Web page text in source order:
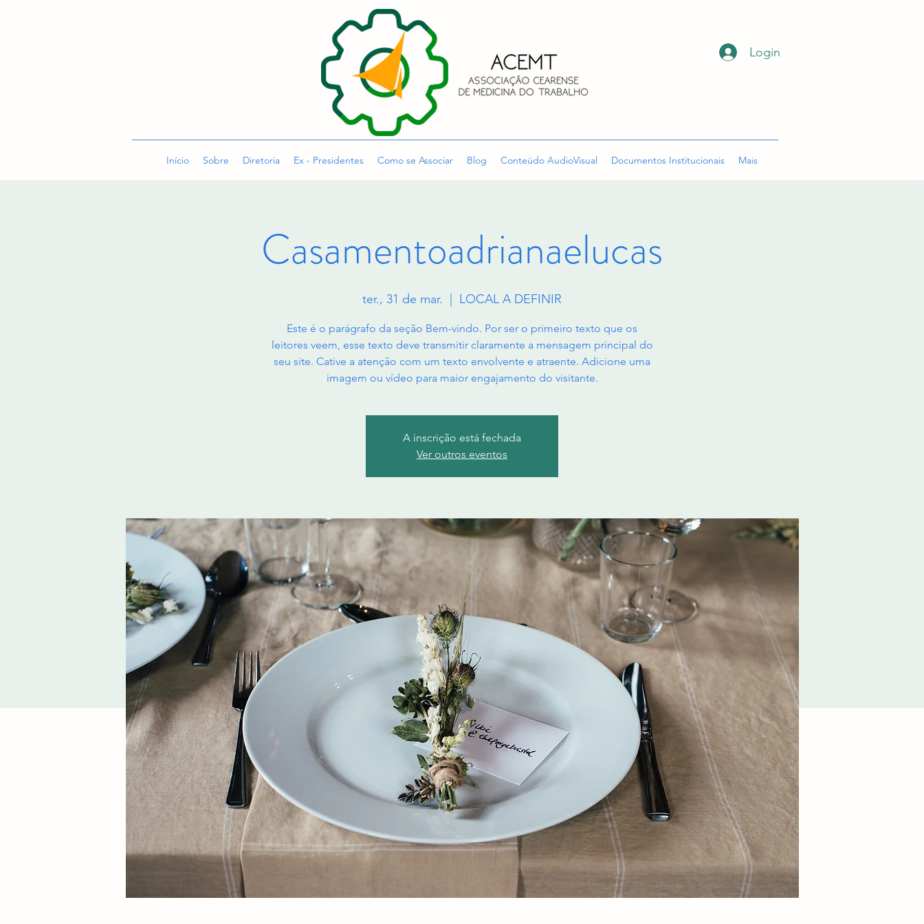
Login
Início Sobre Diretoria Ex - Presidentes Como se Associar Blog Conteúdo AudioVisual Documentos Institucionais Mais
Casamentoadrianaelucas
ter., 31 de mar. LOCAL A DEFINIR
Este é o parágrafo da seção Bem-vindo. Por ser o primeiro texto que os
leitores veem, esse texto deve transmitir claramente a mensagem principal do
seu site. Cative a atenção com um texto envolvente e atraente. Adicione uma
imagem ou vídeo para maior engajamento do visitante.
A inscrição está fechada
Ver outros eventos